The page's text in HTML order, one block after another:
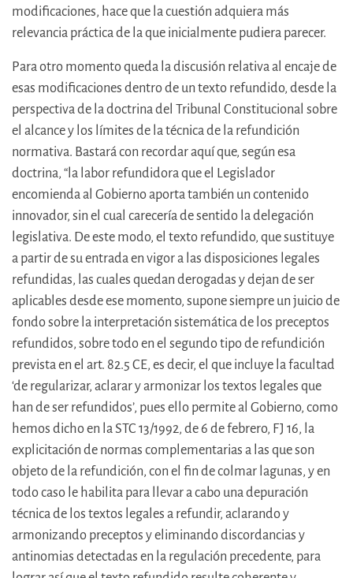
modificaciones, hace que la cuestión adquiera más
relevancia práctica de la que inicialmente pudiera parecer.
Para otro momento queda la discusión relativa al encaje de
esas modificaciones dentro de un texto refundido, desde la
perspectiva de la doctrina del Tribunal Constitucional sobre
el alcance y los límites de la técnica de la refundición
normativa. Bastará con recordar aquí que, según esa
doctrina, “la labor refundidora que el Legislador
encomienda al Gobierno aporta también un contenido
innovador, sin el cual carecería de sentido la delegación
legislativa. De este modo, el texto refundido, que sustituye
a partir de su entrada en vigor a las disposiciones legales
refundidas, las cuales quedan derogadas y dejan de ser
aplicables desde ese momento, supone siempre un juicio de
fondo sobre la interpretación sistemática de los preceptos
refundidos, sobre todo en el segundo tipo de refundición
prevista en el art. 82.5 CE, es decir, el que incluye la facultad
‘de regularizar, aclarar y armonizar los textos legales que
han de ser refundidos’, pues ello permite al Gobierno, como
hemos dicho en la STC 13/1992, de 6 de febrero, FJ 16, la
explicitación de normas complementarias a las que son
objeto de la refundición, con el fin de colmar lagunas, y en
todo caso le habilita para llevar a cabo una depuración
técnica de los textos legales a refundir, aclarando y
armonizando preceptos y eliminando discordancias y
antinomias detectadas en la regulación precedente, para